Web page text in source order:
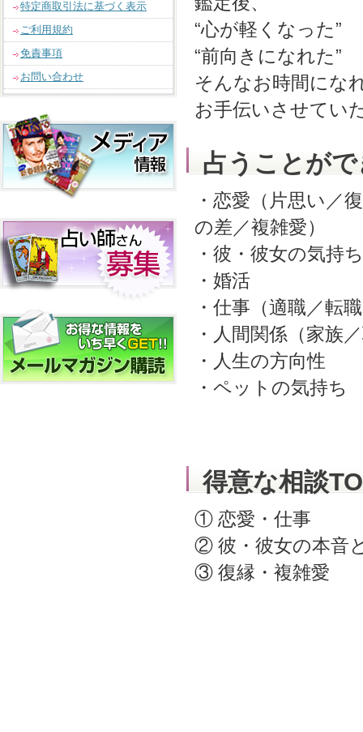
特定商取引法に基づく表示
ご利用規約
免責事項
お問い合わせ
“心が軽くなった”
“前向きになれた”
そんなお時間にな
お手伝いさせてい
占うことが
・恋愛（片思い／
の差／複雑愛）
・彼・彼女の気持
・婚活
・仕事（適職／転
・人間関係（家族
・人生の方向性
・ペットの気持ち
得意な相談
① 恋愛・仕事
② 彼・彼女の本音
③ 復縁・複雑愛